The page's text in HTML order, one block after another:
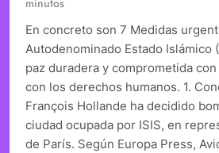
minutos
En concreto son 7 Medidas
Autodenominado Estado Islámico
paz duradera y comprometida
con los derechos humanos. 1.
François Hollande ha decidido
ciudad ocupada por ISIS, en
de París. Según Europa Press,